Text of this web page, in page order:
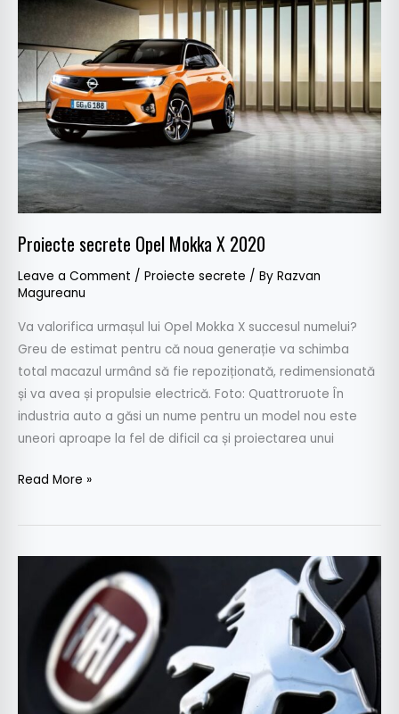
Proiecte secrete Opel Mokka X 2020
Leave a Comment / Proiecte secrete / By Razvan
Magureanu
Va valorifica urmașul lui Opel Mokka X succesul numelui?
Greu de estimat pentru că noua generație va schimba
total macazul urmând să fie repoziționată, redimensionată
și va avea și propulsie electrică. Foto: Quattroruote În
industria auto a găsi un nume pentru un model nou este
uneori aproape la fel de dificil ca și proiectarea unui
Mokka
2020
Read More »
concentra